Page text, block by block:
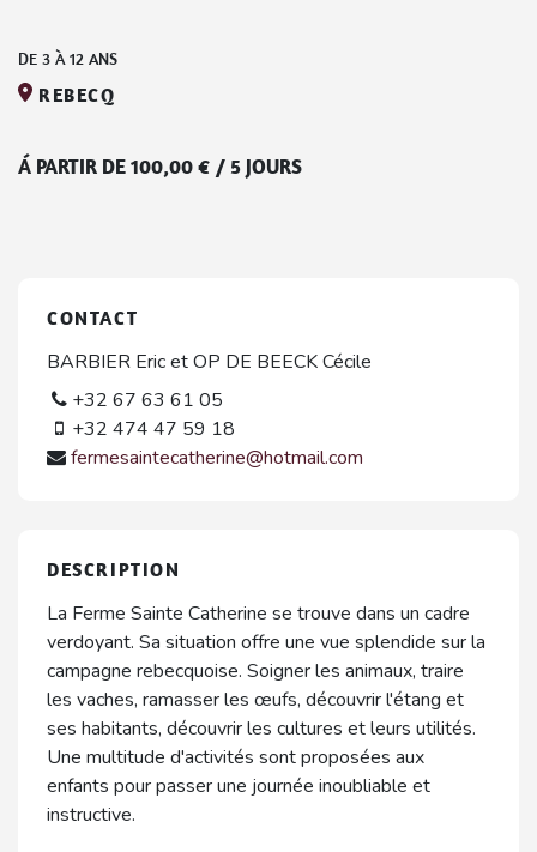
DE 3 À12 ANS
REBECQ
Á PARTIR DE100,00€ /5 JOURS
CONTACT
BARBIER Eric et OP DE BEECK Cécile
+32 67 63 61 05
+32 474 47 59 18
fermesaintecatherine@hotmail.com
DESCRIPTION
La Ferme Sainte Catherine se trouve dans un cadre
verdoyant. Sa situation offre une vue splendide sur la
campagne rebecquoise. Soigner les animaux, traire
les vaches, ramasser les œufs, découvrir l'étang et
ses habitants, découvrir les cultures et leurs utilités.
Une multitude d'activités sont proposées aux
enfants pour passer une journée inoubliable et
instructive.